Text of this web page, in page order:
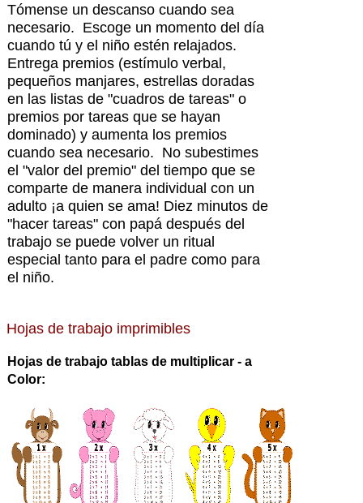
Tómense un descanso cuando sea
necesario. Escoge un momento del día
cuando tú y el niño estén relajados.
Entrega premios (estímulo verbal,
pequeños manjares, estrellas doradas
en las listas de "cuadros de tareas" o
premios por tareas que se hayan
dominado) y aumenta los premios
cuando sea necesario. No subestimes
el "valor del premio" del tiempo que se
comparte de manera individual con un
adulto ¡a quien se ama! Diez minutos de
"hacer tareas" con papá después del
trabajo se puede volver un ritual
especial tanto para el padre como para
el niño.
Hojas de trabajo imprimibles
Hojas de trabajo tablas de multiplicar - a
Color: